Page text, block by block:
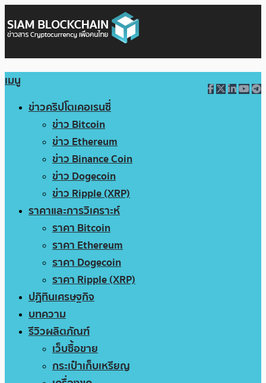
เมนู
ข่าวคริปโตเคอเรนซี่
ข่าว Bitcoin
ข่าว Ethereum
ข่าว Binance Coin
ข่าว Dogecoin
ข่าว Ripple (XRP)
ราคาและการวิเคราะห์
ราคา Bitcoin
ราคา Ethereum
ราคา Dogecoin
ราคา Ripple (XRP)
ปฏิทินเศรษฐกิจ
บทความ
รีวิวผลิตภัณฑ์
เว็บซื้อขาย
กระเป๋าเก็บเหรียญ